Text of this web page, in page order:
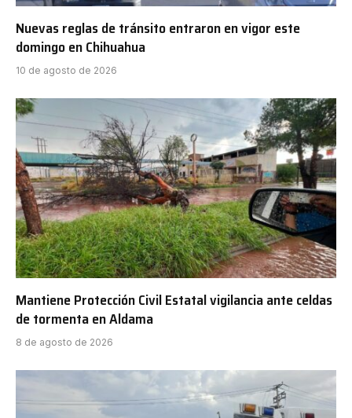
Nuevas reglas de tránsito entraron en vigor este
domingo en Chihuahua
10 de agosto de 2026
Mantiene Protección Civil Estatal vigilancia ante celdas
de tormenta en Aldama
8 de agosto de 2026